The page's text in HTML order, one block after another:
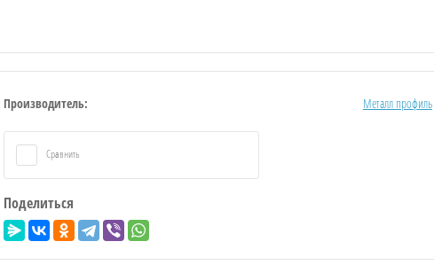
Производитель: Металл профиль
Сравнить
Поделиться